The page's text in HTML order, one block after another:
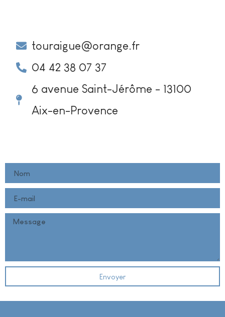
touraigue@orange.fr
04 42 38 07 37
6 avenue Saint-Jérôme - 13100
Aix-en-Provence
Envoyer